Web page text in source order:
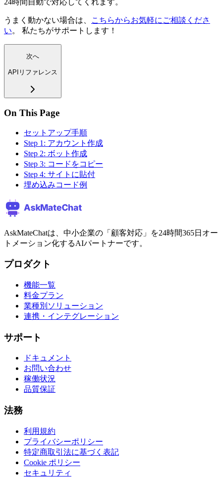
24時間自動で対応してくれます。
うまく動かない場合は、
こちらからお気軽にご相談くださ
い。 私たちがサポートします！
次へ
APIリファレンス
On This Page
セットアップ手順
Step 1: アカウント作成
Step 2: ボット作成
Step 3: コードをコピー
Step 4: サイトに貼付
埋め込みコード例
AskMateChatは、中小企業の「顧客対応」を24時間365日オー
トメーション化するAIパートナーです。
プロダクト
機能一覧
料金プラン
業種別ソリューション
連携・インテグレーション
サポート
ドキュメント
お問い合わせ
稼働状況
品質保証
法務
利用規約
プライバシーポリシー
特定商取引法に基づく表記
Cookie ポリシー
セキュリティ